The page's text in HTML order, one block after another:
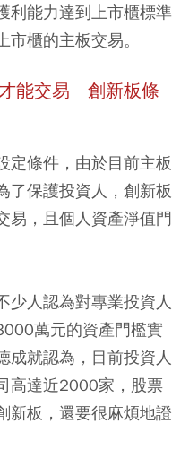
利能力達到上市櫃標準
櫃的主板交易。
能交易 創新板條
定條件，由於目前主板
了保護投資人，創新板
易，且個人資產淨值門
少人認為對專業投資人
萬元的資產門檻實
成就認為，目前投資人
高達近2000家，股票
新板，還要很麻煩地證